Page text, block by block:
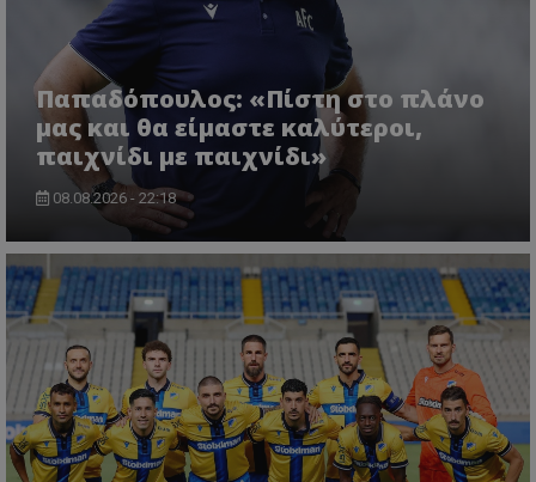
Παπαδόπουλος: «Πίστη στο πλάνο
μας και θα είμαστε καλύτεροι,
παιχνίδι με παιχνίδι»
08.08.2026 - 22:18